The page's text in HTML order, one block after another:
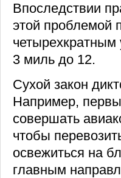
Впоследствии
этой проблемой
3 миль до 12.
Сухой закон
Например,
совершать
чтобы
освежиться на
главным